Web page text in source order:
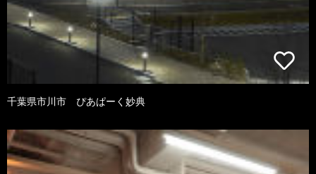
千葉県市川市 ぴあぱーく妙典